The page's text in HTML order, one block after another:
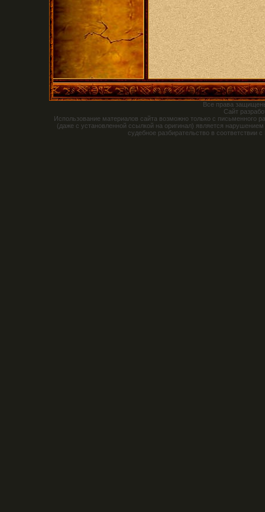
Все права
Сайт
Использование материалов сайта возможно только с письменного
(даже с установленной ссылкой на оригинал) является
судебное разбирательство в